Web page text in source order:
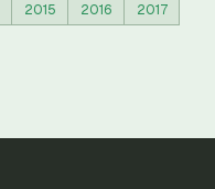
2015 2016 2017